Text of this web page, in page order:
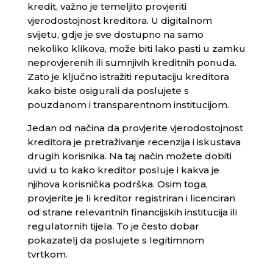
kredit, važno je temeljito provjeriti
vjerodostojnost kreditora. U digitalnom
svijetu, gdje je sve dostupno na samo
nekoliko klikova, može biti lako pasti u zamku
neprovjerenih ili sumnjivih kreditnih ponuda.
Zato je ključno istražiti reputaciju kreditora
kako biste osigurali da poslujete s
pouzdanom i transparentnom institucijom.
Jedan od načina da provjerite vjerodostojnost
kreditora je pretraživanje recenzija i iskustava
drugih korisnika. Na taj način možete dobiti
uvid u to kako kreditor posluje i kakva je
njihova korisnička podrška. Osim toga,
provjerite je li kreditor registriran i licenciran
od strane relevantnih financijskih institucija ili
regulatornih tijela. To je često dobar
pokazatelj da poslujete s legitimnom
tvrtkom.